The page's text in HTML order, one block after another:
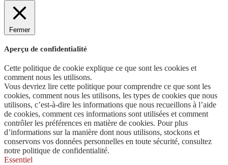
Fermer
Aperçu de confidentialité
Cette politique de cookie explique ce que sont les cookies et
comment nous les utilisons.
Vous devriez lire cette politique pour comprendre ce que sont les
cookies, comment nous les utilisons, les types de cookies que nous
utilisons, c’est-à-dire les informations que nous recueillons à l’aide
de cookies, comment ces informations sont utilisées et comment
contrôler les préférences en matière de cookies. Pour plus
d’informations sur la manière dont nous utilisons, stockons et
conservons vos données personnelles en toute sécurité, consultez
notre politique de confidentialité.
Essentiel